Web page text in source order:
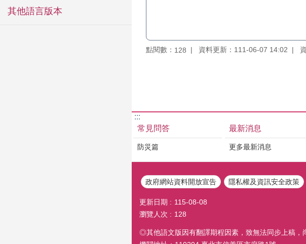
其他語言版本
點閱數： 128 資料更新：111-06-07 14:02
:::
常見問答
防災篇
最新消息
更多最新消息
政府網站資料開放宣告 隱私權及資訊安全政策
更新日期
115-08-08
瀏覽人次
128
◎其他語文版因有翻譯期程因素，致無法同步上稿，